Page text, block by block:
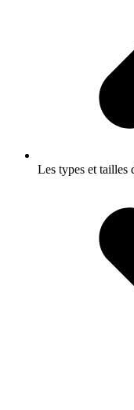
Les types et tailles